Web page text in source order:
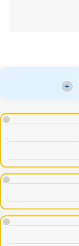
+
!
!
!